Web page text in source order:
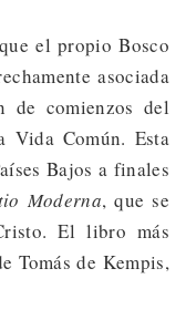
el propio Bosco
asociada
de comienzos del
Vida Común. Esta
Bajos a finales
Moderna, que se
El libro más
Tomás de Kempis,